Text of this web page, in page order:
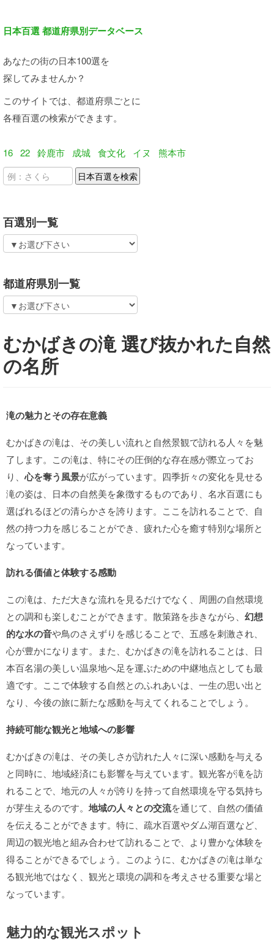
日本百選 都道府県別データベース
あなたの街の日本100選を
探してみませんか？
このサイトでは、都道府県ごとに
各種百選の検索ができます。
16 22 鈴鹿市 成城 食文化 イヌ 熊本市
百選別一覧
都道府県別一覧
むかばきの滝 選び抜かれた自然
の名所
滝の魅力とその存在意義
むかばきの滝は、その美しい流れと自然景観で訪れる人々を魅
了します。この滝は、特にその圧倒的な存在感が際立ってお
り、心を奪う風景が広がっています。四季折々の変化を見せる
滝の姿は、日本の自然美を象徴するものであり、名水百選にも
選ばれるほどの清らかさを誇ります。ここを訪れることで、自
然の持つ力を感じることができ、疲れた心を癒す特別な場所と
なっています。
訪れる価値と体験する感動
この滝は、ただ大きな流れを見るだけでなく、周囲の自然環境
との調和も楽しむことができます。散策路を歩きながら、 幻想
的な水の音や鳥のさえずりを感じることで、五感を刺激され、
心が豊かになります。また、むかばきの滝を訪れることは、日
本百名湯の美しい温泉地へ足を運ぶための中継地点としても最
適です。ここで体験する自然とのふれあいは、一生の思い出と
なり、今後の旅に新たな感動を与えてくれることでしょう。
持続可能な観光と地域への影響
むかばきの滝は、その美しさが訪れた人々に深い感動を与える
と同時に、地域経済にも影響を与えています。観光客が滝を訪
れることで、地元の人々が誇りを持って自然環境を守る気持ち
が芽生えるのです。 地域の人々との交流を通じて、自然の価値
を伝えることができます。特に、疏水百選やダム湖百選など、
周辺の観光地と組み合わせて訪れることで、より豊かな体験を
得ることができるでしょう。このように、むかばきの滝は単な
る観光地ではなく、観光と環境の調和を考えさせる重要な場と
なっています。
魅力的な観光スポット